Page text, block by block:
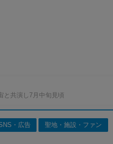
と共演し7月中旬見頃
・広告 聖地・施設・ファン